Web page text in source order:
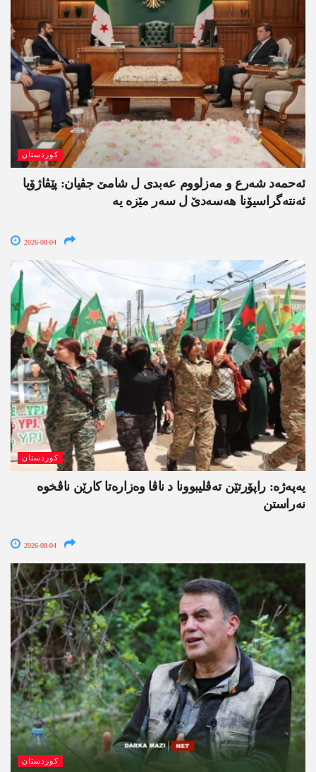
کوردستان
ئەحمەد شەرع و مەزلووم عەبدی ل شامێ جڤیان: پێڤاژۆیا
ئەنتەگراسیۆنا ھەسەدێ ل سەر مێزە یە
2026-08-04
کوردستان
یەپەژە: راپۆرتێن تەڤلیبوونا د ناڤا وەزارەتا کارێن ناڤخوە
نەراستن
2026-08-04
کوردستان